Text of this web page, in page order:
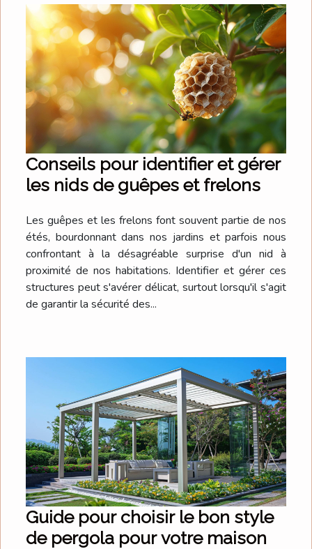
Conseils pour identifier et gérer
les nids de guêpes et frelons
Les guêpes et les frelons font souvent partie de nos
étés, bourdonnant dans nos jardins et parfois nous
confrontant à la désagréable surprise d'un nid à
proximité de nos habitations. Identifier et gérer ces
structures peut s'avérer délicat, surtout lorsqu'il s'agit
de garantir la sécurité des...
Guide pour choisir le bon style
de pergola pour votre maison